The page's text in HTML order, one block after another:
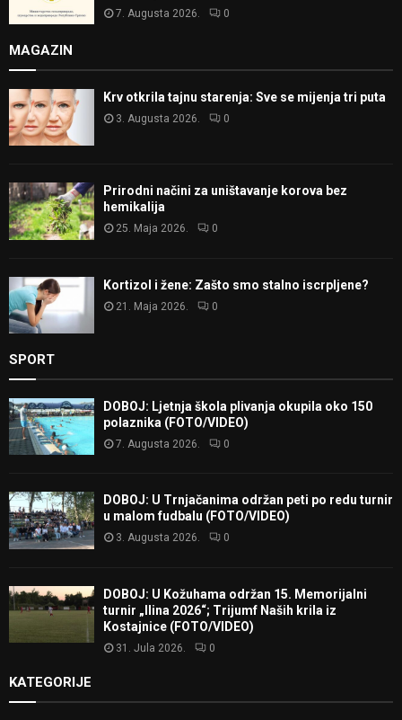
7. Augusta 2026. 0
MAGAZIN
Krv otkrila tajnu starenja: Sve se mijenja tri puta
3. Augusta 2026. 0
Prirodni načini za uništavanje korova bez
hemikalija
25. Maja 2026. 0
Kortizol i žene: Zašto smo stalno iscrpljene?
21. Maja 2026. 0
SPORT
DOBOJ: Ljetnja škola plivanja okupila oko 150
polaznika (FOTO/VIDEO)
7. Augusta 2026. 0
DOBOJ: U Trnjačanima održan peti po redu turnir
u malom fudbalu (FOTO/VIDEO)
3. Augusta 2026. 0
DOBOJ: U Kožuhama održan 15. Memorijalni
turnir „Ilina 2026“; Trijumf Naših krila iz
Kostajnice (FOTO/VIDEO)
31. Jula 2026. 0
KATEGORIJE